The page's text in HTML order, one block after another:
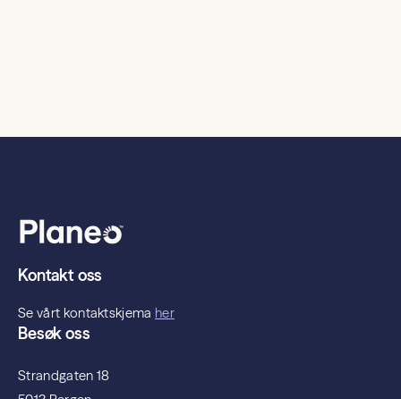
Kontakt oss
Se vårt kontaktskjema her
Besøk oss
Strandgaten 18